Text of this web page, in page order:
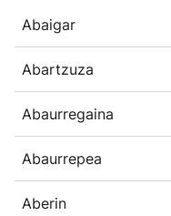
Abaigar
Abartzuza
Abaurregaina
Abaurrepea
Aberin